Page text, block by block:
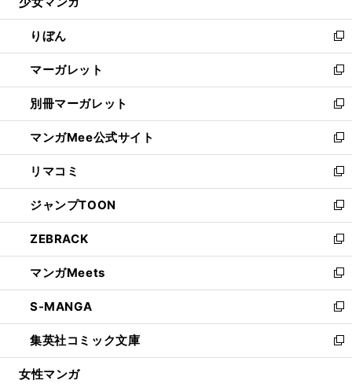
開
く
ウ
で
開
く
ン
ド
ウ
で
開
く
ウ
ィ
ン
ド
ウ
で
開
く
りぼん
新
し
い
ウ
ィ
ン
ド
ウ
で
開
く
マーガレット
新
し
い
ウ
ィ
ン
ド
ウ
で
開
く
別冊マーガレット
新
し
い
ウ
ィ
ン
ド
ウ
で
開
く
マンガMee公式サイト
新
し
い
ウ
ィ
ン
ド
ウ
で
開
く
リマコミ
新
し
い
ウ
ィ
ン
ド
ウ
で
開
く
ジャンプTOON
新
し
い
ウ
ィ
ン
ド
ウ
で
開
ZEBRACK
新
し
い
ウ
ィ
ン
ド
ウ
マンガMeets
新
し
い
ウ
ィ
ン
S-MANGA
新
し
い
ウ
集英社コミック文庫
新
し
女性マンガ